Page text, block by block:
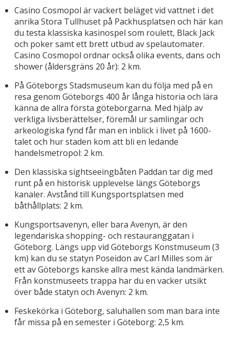
Casino Cosmopol är vackert beläget vid vattnet i det
anrika Stora Tullhuset på Packhusplatsen och här kan
du testa klassiska kasinospel som roulett, Black Jack
och poker samt ett brett utbud av spelautomater.
Casino Cosmopol ordnar också olika events, dans och
shower (åldersgräns 20 år): 2 km.
På Göteborgs Stadsmuseum kan du följa med på en
resa genom Göteborgs 400 år långa historia och lära
känna de allra första göteborgarna. Med hjälp av
verkliga livsberättelser, föremål ur samlingar och
arkeologiska fynd får man en inblick i livet på 1600-
talet och hur staden kom att bli en ledande
handelsmetropol: 2 km.
Den klassiska sightseeingbåten Paddan tar dig med
runt på en historisk upplevelse längs Göteborgs
kanaler. Avstånd till Kungsportsplatsen med
båthållplats: 2 km.
Kungsportsavenyn, eller bara Avenyn, är den
legendariska shopping- och restauranggatan i
Göteborg. Längs upp vid Göteborgs Konstmuseum (3
km) kan du se statyn Poseidon av Carl Milles som är
ett av Göteborgs kanske allra mest kända landmärken.
Från konstmuseets trappa har du en vacker utsikt
över både statyn och Avenyn: 2 km.
Feskekörka i Göteborg, saluhallen som man bara inte
får missa på en semester i Göteborg: 2,5 km.